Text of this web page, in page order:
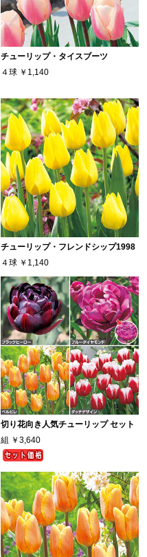
チューリップ・タイスブーツ
４球 ￥1,140
チューリップ・フレンドシップ1998
４球 ￥1,140
切り花向き人気チューリップ セット
組 ￥3,640